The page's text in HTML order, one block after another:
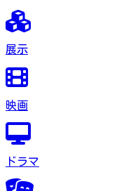
展示
映画
ドラマ